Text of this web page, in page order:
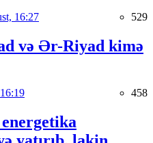
16:27 529
və Ər-Riyad kimə
458